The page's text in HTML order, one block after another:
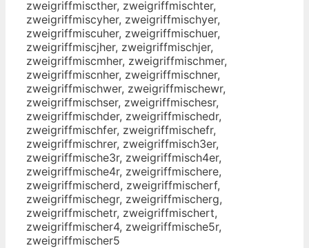
zweigriffmiscther, zweigriffmischter,
zweigriffmiscyher, zweigriffmischyer,
zweigriffmiscuher, zweigriffmischuer,
zweigriffmiscjher, zweigriffmischjer,
zweigriffmiscmher, zweigriffmischmer,
zweigriffmiscnher, zweigriffmischner,
zweigriffmischwer, zweigriffmischewr,
zweigriffmischser, zweigriffmischesr,
zweigriffmischder, zweigriffmischedr,
zweigriffmischfer, zweigriffmischefr,
zweigriffmischrer, zweigriffmisch3er,
zweigriffmische3r, zweigriffmisch4er,
zweigriffmische4r, zweigriffmischere,
zweigriffmischerd, zweigriffmischerf,
zweigriffmischegr, zweigriffmischerg,
zweigriffmischetr, zweigriffmischert,
zweigriffmischer4, zweigriffmische5r,
zweigriffmischer5